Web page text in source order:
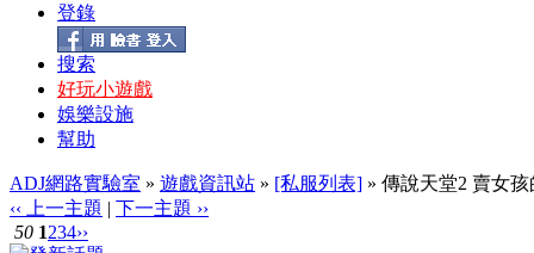
登錄
搜索
好玩小遊戲
娛樂設施
幫助
ADJ網路實驗室 » 遊戲資訊站 » [私服列表] » 傳說天堂2 賣女
‹‹ 上一主題 | 下一主題 ››
50 1234››